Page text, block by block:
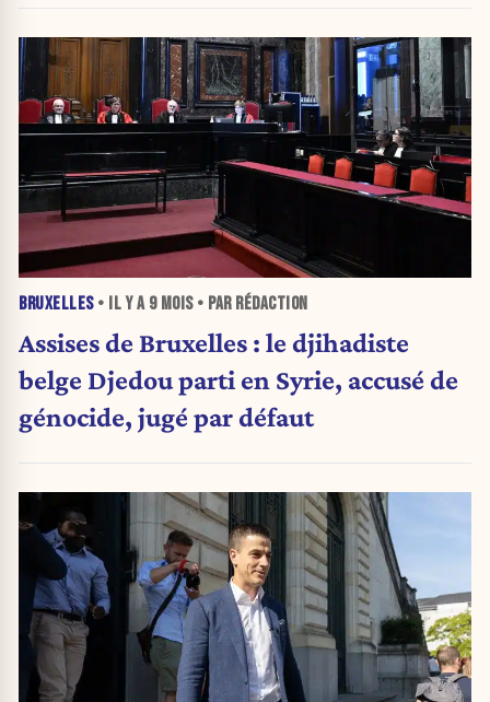
BRUXELLES• IL Y A 9 MOIS• PAR RÉDACTION
Assises de Bruxelles : le djihadiste
belge Djedou parti en Syrie, accusé de
génocide, jugé par défaut